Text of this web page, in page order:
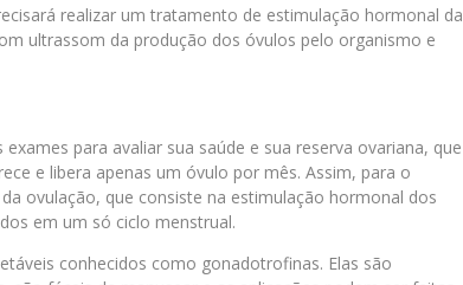
realizar um tratamento de estimulação hormonal da
ultrassom da produção dos óvulos pelo organismo e
para avaliar sua saúde e sua reserva ovariana, que
e libera apenas um óvulo por mês. Assim, para o
ovulação, que consiste na estimulação hormonal dos
em um só ciclo menstrual.
conhecidos como gonadotrofinas. Elas são